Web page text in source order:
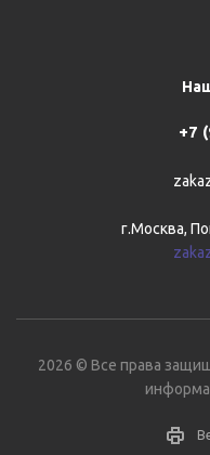
+7
г.Москва,
2026 © Все права